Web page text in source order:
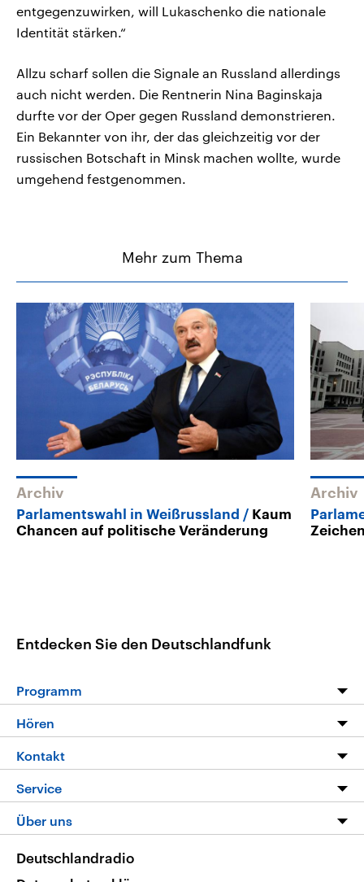
entgegenzuwirken, will Lukaschenko die nationale
Identität stärken.“
Allzu scharf sollen die Signale an Russland allerdings
auch nicht werden. Die Rentnerin Nina Baginskaja
durfte vor der Oper gegen Russland demonstrieren.
Ein Bekannter von ihr, der das gleichzeitig vor der
russischen Botschaft in Minsk machen wollte, wurde
umgehend festgenommen.
Mehr zum Thema
Archiv
Parlamentswahl in Weißrussland
Kaum
Chancen auf politische Veränderung
Archiv
Entdecken Sie den Deutschlandfunk
Programm
Programm
Die Nachrichten
Nachrichtenleicht
Neue Beiträge auf dlf.de
Hören
Livestream
Podcasts
Deutschlandfunk App
Nachrichten App
Kontakt
Hörerservice
Service
FAQ
Veranstaltungen
Über uns
Deutschlandradio